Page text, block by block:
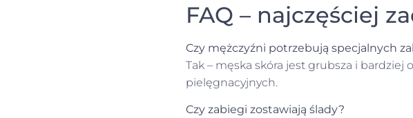
FAQ – najczęściej
Czy mężczyźni potrzebują specjalnych
Tak – męska skóra jest grubsza i
pielęgnacyjnych.
Czy zabiegi zostawiają ślady?